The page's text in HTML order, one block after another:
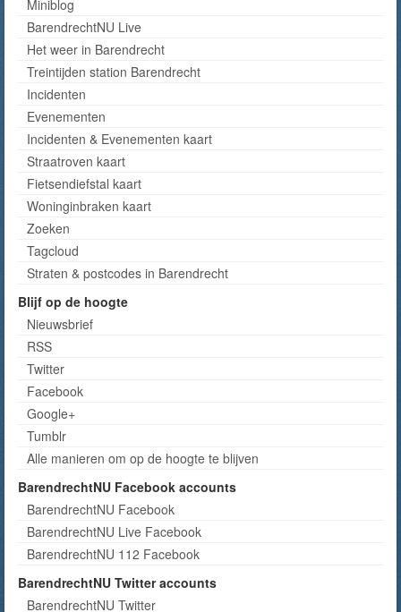
Miniblog
BarendrechtNU Live
Het weer in Barendrecht
Treintijden station Barendrecht
Incidenten
Evenementen
Incidenten & Evenementen kaart
Straatroven kaart
Fietsendiefstal kaart
Woninginbraken kaart
Zoeken
Tagcloud
Straten & postcodes in Barendrecht
Blijf op de hoogte
Nieuwsbrief
RSS
Twitter
Facebook
Google+
Tumblr
Alle manieren om op de hoogte te blijven
BarendrechtNU Facebook accounts
BarendrechtNU Facebook
BarendrechtNU Live Facebook
BarendrechtNU 112 Facebook
BarendrechtNU Twitter accounts
BarendrechtNU Twitter